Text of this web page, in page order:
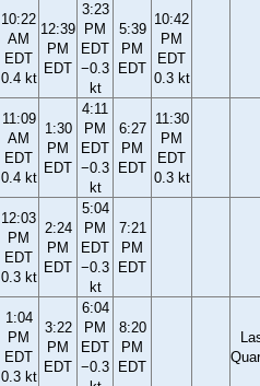
10:22
AM
EDT
0.4 kt
12:39
PM
EDT
3:23
PM
EDT
−0.3
kt
5:39
PM
EDT
10:42
PM
EDT
0.3 kt
11:09
AM
EDT
0.4 kt
1:30
PM
EDT
4:11
PM
EDT
−0.3
kt
6:27
PM
EDT
11:30
PM
EDT
0.3 kt
12:03
PM
EDT
0.3 kt
2:24
PM
EDT
5:04
PM
EDT
−0.3
kt
7:21
PM
EDT
1:04
PM
EDT
0.3 kt
3:22
PM
EDT
6:04
PM
EDT
−0.3
8:20
PM
EDT